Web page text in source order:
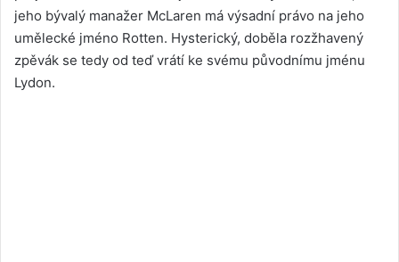
jeho bývalý manažer McLaren má výsadní právo na jeho
umělecké jméno Rotten. Hysterický, doběla rozžhavený
zpěvák se tedy od teď vrátí ke svému původnímu jménu
Lydon.